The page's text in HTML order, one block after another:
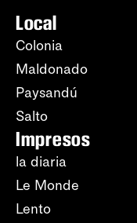
Local
Colonia
Maldonado
Paysandú
Salto
Impresos
la diaria
Le Monde
Lento